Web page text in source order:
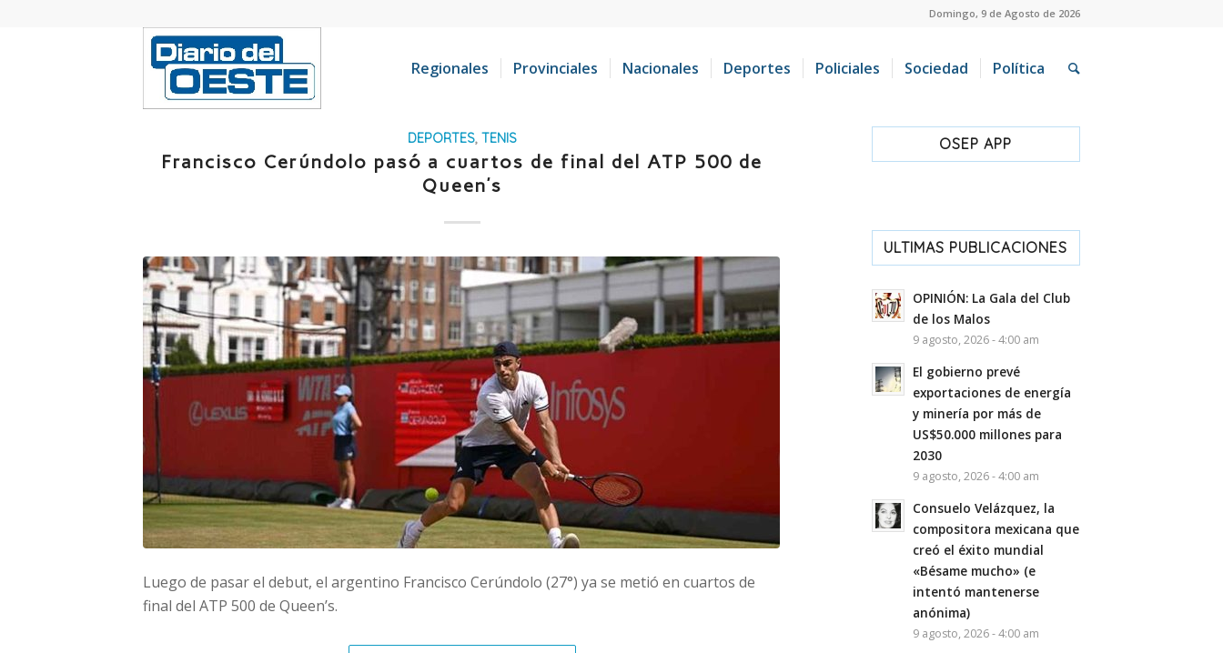
Domingo, 9 de Agosto de 2026
Regionales Provinciales Nacionales Deportes Policiales Sociedad Política
DEPORTES, TENIS
Francisco Cerúndolo pasó a cuartos de final del ATP 500 de
Queen’s
Luego de pasar el debut, el argentino Francisco Cerúndolo (27°) ya se metió en cuartos de
final del ATP 500 de Queen’s.
OSEP APP
ULTIMAS PUBLICACIONES
OPINIÓN: La Gala del Club
de los Malos
9 agosto, 2026 - 4:00 am
El gobierno prevé
exportaciones de energía
y minería por más de
US$50.000 millones para
2030
9 agosto, 2026 - 4:00 am
Consuelo Velázquez, la
compositora mexicana que
creó el éxito mundial
«Bésame mucho» (e
intentó mantenerse
anónima)
9 agosto, 2026 - 4:00 am